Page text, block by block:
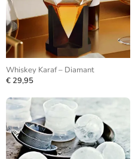
Whiskey Karaf – Diamant
€ 29,95